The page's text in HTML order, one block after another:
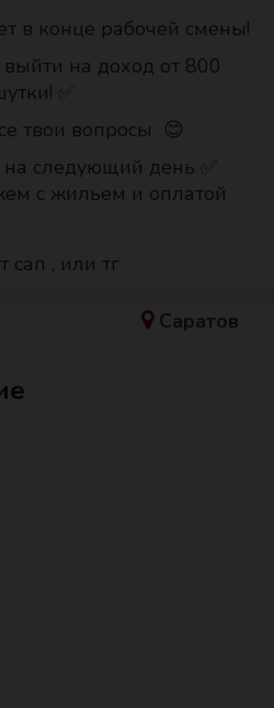
в конце рабочей смены!
на доход от 800
✅
твои вопросы 😊
следующий день ✅
с жильем и оплатой
сап , или тг
Саратов